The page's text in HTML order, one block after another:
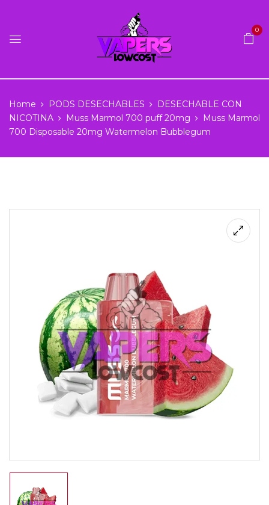
0
Home PODS DESECHABLES
DESECHABLE CON
NICOTINA
Muss Marmol 700 puff 20mg
Muss Marmol
700 Disposable 20mg Watermelon Bubblegum